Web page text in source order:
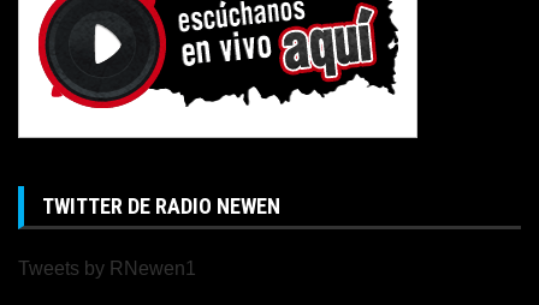
TWITTER DE RADIO NEWEN
Tweets by RNewen1